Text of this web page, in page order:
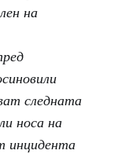
на
следната
носа на
инцидента